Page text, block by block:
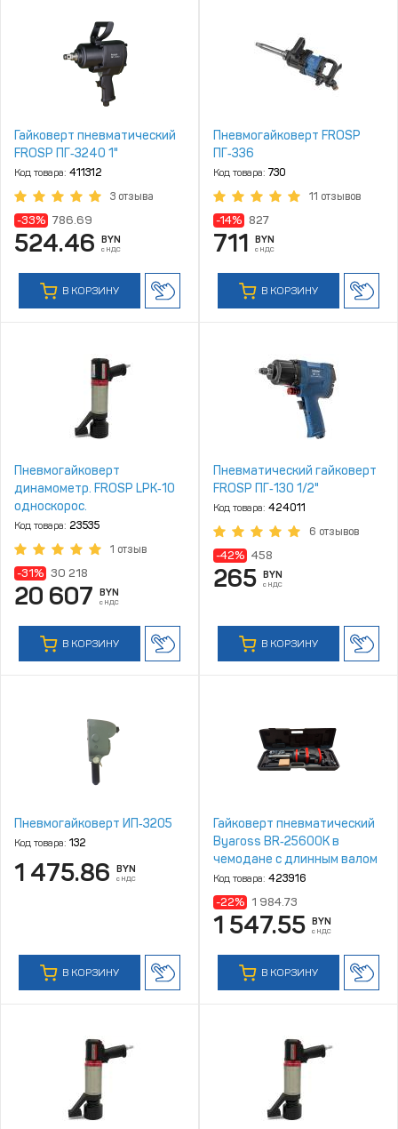
Гайковерт пневматический
FROSP ПГ‑3240 1"
Код товара: 411312
3 отзыва
-33% 786.69
524.46 BYN
с НДС
В КОРЗИНУ
Пневмогайковерт FROSP
ПГ‑336
Код товара: 730
11 отзывов
-14% 827
711 BYN
с НДС
В КОРЗИНУ
Пневмогайковерт
динамометр. FROSP LPK‑10
односкорос.
Код товара: 23535
1 отзыв
-31% 30 218
20 607 BYN
с НДС
В КОРЗИНУ
Пневматический гайковерт
FROSP ПГ‑130 1/2"
Код товара: 424011
6 отзывов
-42% 458
265 BYN
с НДС
В КОРЗИНУ
Пневмогайковерт ИП‑3205
Код товара: 132
1 475.86 BYN
с НДС
В КОРЗИНУ
Гайковерт пневматический
Byaross BR‑25600К в
чемодане с длинным валом
Код товара: 423916
-22% 1 984.73
1 547.55 BYN
с НДС
В КОРЗИНУ